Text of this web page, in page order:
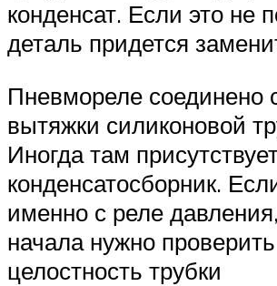
конденсат. Если это не
деталь придется
Пневмореле соединено
вытяжки силиконовой
Иногда там
конденсатосборник.
именно с реле
начала нужно проверить
целостность трубки